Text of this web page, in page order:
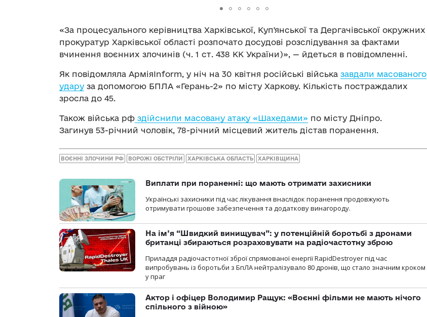
«За процесуального керівництва Харківської, Купʼянської та Дергачівської окружних
прокуратур Харківської області розпочато досудові розслідування за фактами
вчинення воєнних злочинів (ч. 1 ст. 438 КК України)», — йдеться в повідомленні.
Як повідомляла АрміяInform, у ніч на 30 квітня російські війська завдали масованого
удару за допомогою БПЛА «Герань-2» по місту Харкову. Кількість постраждалих
зросла до 45.
Також війська рф здійснили масовану атаку «Шахедами» по місту Дніпро.
Загинув 53-річний чоловік, 78-річний місцевий житель дістав поранення.
ВОЄННІ ЗЛОЧИНИ РФ ВОРОЖІ ОБСТРІЛИ ХАРКІВСЬКА ОБЛАСТЬ ХАРКІВЩИНА
Виплати при пораненні: що мають отримати захисники
Українські захисники під час лікування внаслідок поранення продовжують
отримувати грошове забезпечення та додаткову винагороду.
На ім’я “Швидкий винищувач”: у потенційній боротьбі з дронами
британці збираються розраховувати на радіочастотну зброю
Приладдя радіочастотної зброї спрямованої енергії RapidDestroyer під час
випробувань із боротьби з БпЛА нейтралізувало 80 дронів, що стало значним кроком
у праг
Актор і офіцер Володимир Ращук: «Воєнні фільми не мають нічого
спільного з війною»